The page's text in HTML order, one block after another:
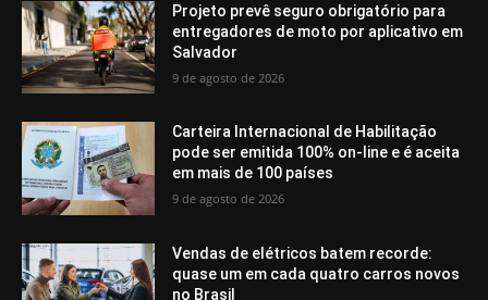
Projeto prevê seguro obrigatório para
entregadores de moto por aplicativo em
Salvador
9 de agosto de 2026
Carteira Internacional de Habilitação
pode ser emitida 100% on-line e é aceita
em mais de 100 países
9 de agosto de 2026
Vendas de elétricos batem recorde:
quase um em cada quatro carros novos
no Brasil